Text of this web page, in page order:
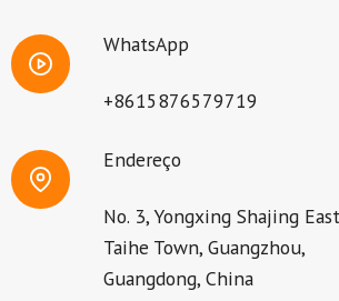
WhatsApp
+8615876579719
Endereço
No. 3, Yongxing Shajing
Taihe Town, Guangzhou,
Guangdong, China